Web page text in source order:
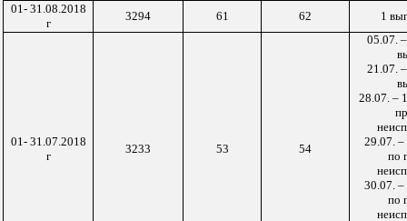
01- 31.08.2018
г
3294 61 62 1
01- 31.07.2018
г
3233 53 54
05.07.
21.07.
28.07. –
29.07. –
по
30.07. –
по